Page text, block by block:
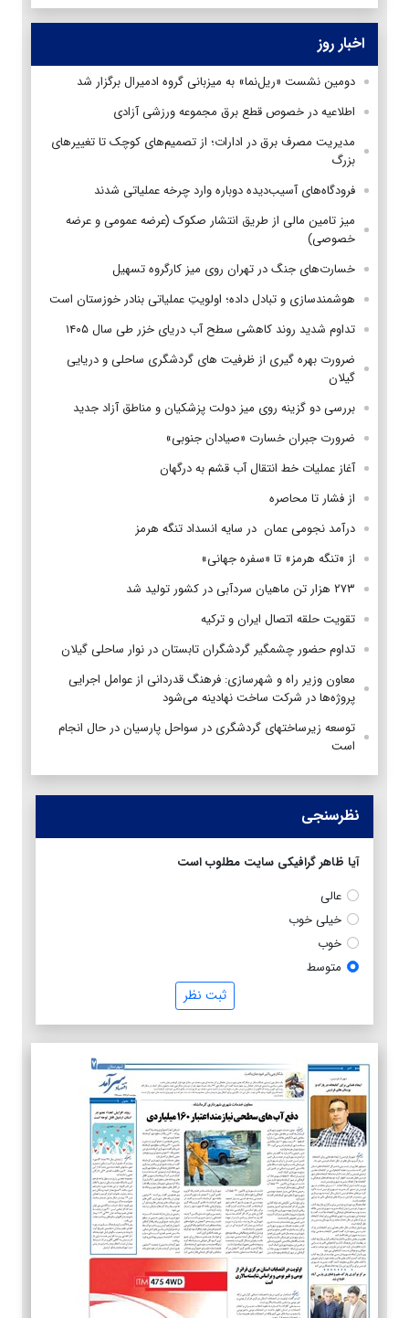
اخبار روز
دومین نشست «ریل‌نما» به میزبانی گروه ادمیرال برگزار شد
اطلاعیه در خصوص قطع برق مجموعه ورزشی آزادی
مدیریت مصرف برق در ادارات؛ از تصمیم‌های کوچک تا تغییرهای
بزرگ
فرودگاه‌های آسیب‌دیده دوباره وارد چرخه عملیاتی شدند
میز تامین مالی از طریق انتشار صکوک (عرضه عمومی و عرضه
خصوصی)
خسارت‌های جنگ در تهران روی میز کارگروه تسهیل
هوشمندسازی و تبادل داده؛ اولویتِ عملیاتی بنادر خوزستان است
تداوم شدید روند کاهشی سطح آب دریای خزر طی سال ۱۴۰۵
ضرورت بهره گیری از ظرفیت های گردشگری ساحلی و دریایی
گیلان
بررسی دو گزینه روی میز دولت پزشکیان و مناطق آزاد جدید
ضرورت جبران خسارت «صیادان جنوبی»
آغاز عملیات خط انتقال آب قشم به درگهان
از فشار تا محاصره
درآمد نجومی عمان در سایه انسداد تنگه هرمز
از «تنگه هرمز» تا «سفره جهانی»
۲۷۳ هزار تن ماهیان سردآبی در کشور تولید شد
تقویت حلقه اتصال ایران و ترکیه
تداوم حضور چشمگیر گردشگران تابستان در نوار ساحلی گیلان
معاون وزیر راه و شهرسازی: فرهنگ قدردانی از عوامل اجرایی
پروژه‌ها در شرکت ساخت نهادینه می‌شود
توسعه زیرساختهای گردشگری در سواحل پارسیان در حال انجام
است
نظرسنجی
آیا ظاهر گرافیکی سایت مطلوب است
عالی
خیلی خوب
خوب
متوسط
ثبت نظر